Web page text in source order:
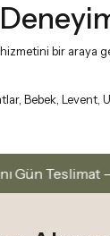
bir
Bebek, Levent,
– Size